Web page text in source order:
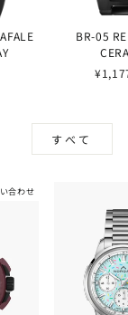
BR-05
すべて
合わせ